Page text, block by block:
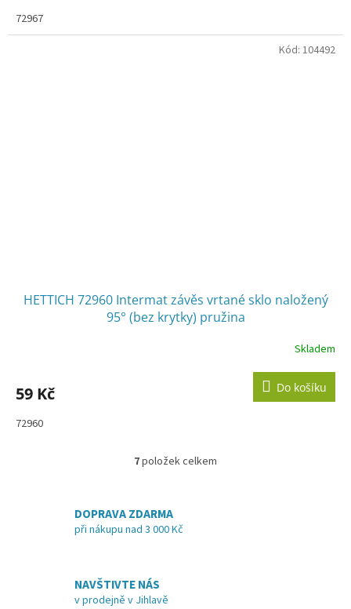
72967
HETTICH 72960 Intermat závěs vrtané sklo naložený
95° (bez krytky) pružina
Skladem
59 Kč Do košíku
72960
Kód: 104492
O
d
7položek celkem
DOPRAVA ZDARMA
při nákupu nad 3 000 Kč
NAVŠTIVTE NÁS
v prodejně v Jihlavě